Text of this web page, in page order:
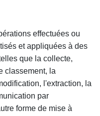
effectuées ou
et appliquées à des
que la collecte,
classement, la
l'extraction, la
par
forme de mise à